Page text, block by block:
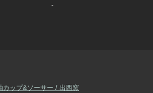
-
カップ&ソーサー / 出西窯